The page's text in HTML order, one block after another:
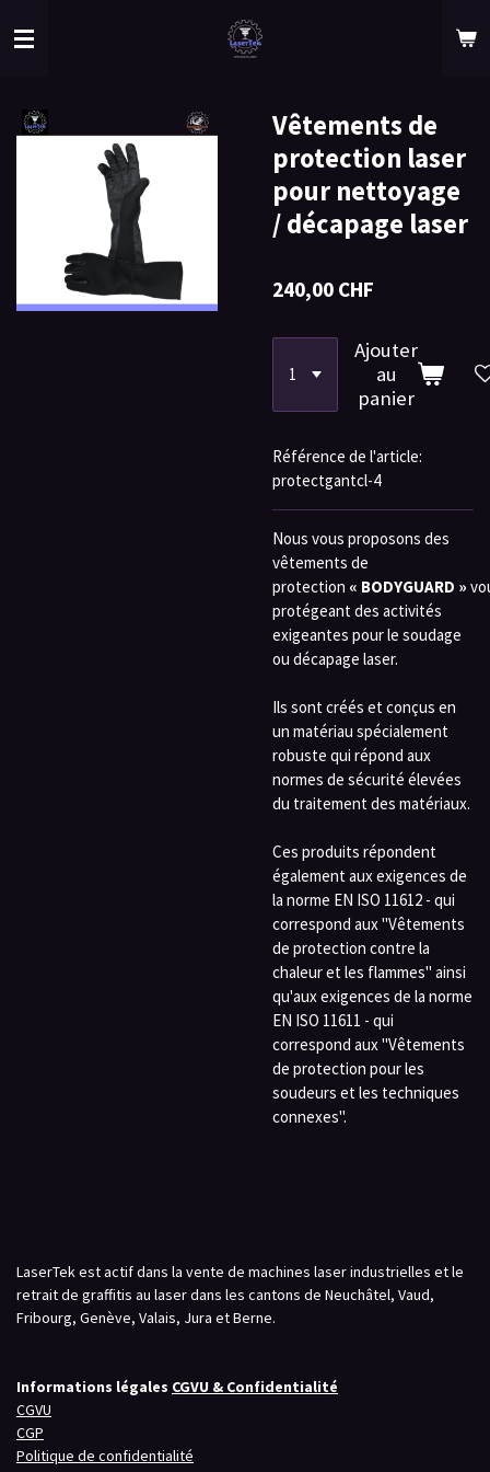
au
Vêtements de
protection laser
pour nettoyage
/ décapage laser
240,00 CHF
Ajouter
au
panier
Référence de l'article:
protectgantcl-4
Nous vous proposons des
vêtements de
protection « BODYGUARD »
protégeant des activités
exigeantes pour le soudage
ou décapage laser.
Ils sont créés et conçus en
un matériau spécialement
robuste qui répond aux
normes de sécurité élevées
du traitement des matériaux.
Ces produits répondent
également aux exigences de
la norme EN ISO 11612 - qui
correspond aux "Vêtements
de protection contre la
chaleur et les flammes" ainsi
qu'aux exigences de la norme
EN ISO 11611 - qui
correspond aux "Vêtements
de protection pour les
soudeurs et les techniques
connexes".
LaserTek est actif dans la vente de machines laser industrielles et le
retrait de graffitis au laser dans les cantons de Neuchâtel, Vaud,
Fribourg, Genève, Valais, Jura et Berne.
Informations légales CGVU & Confidentialité
CGVU
CGP
Politique de confidentialité